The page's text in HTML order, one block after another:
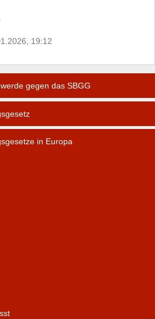
19:12
gegen das SBGG
in Europa